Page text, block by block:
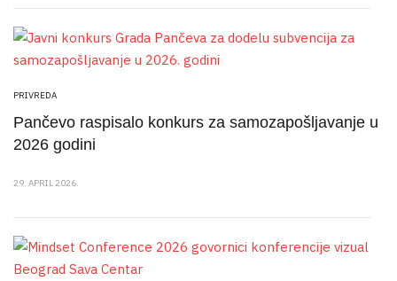
PRIVREDA
Pančevo raspisalo konkurs za samozapošljavanje u
2026 godini
29. APRIL 2026.